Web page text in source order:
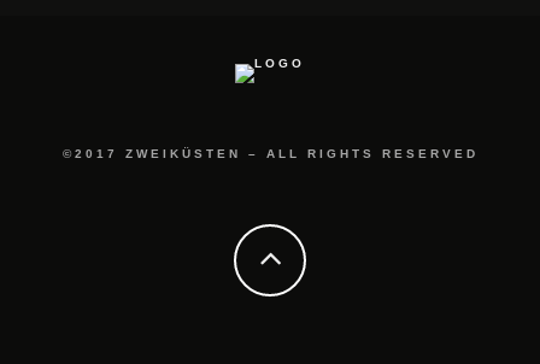
©2017 ZWEIKÜSTEN – ALL RIGHTS RESERVED